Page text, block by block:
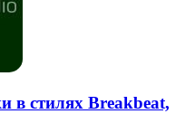
в стилях Breakbeat,